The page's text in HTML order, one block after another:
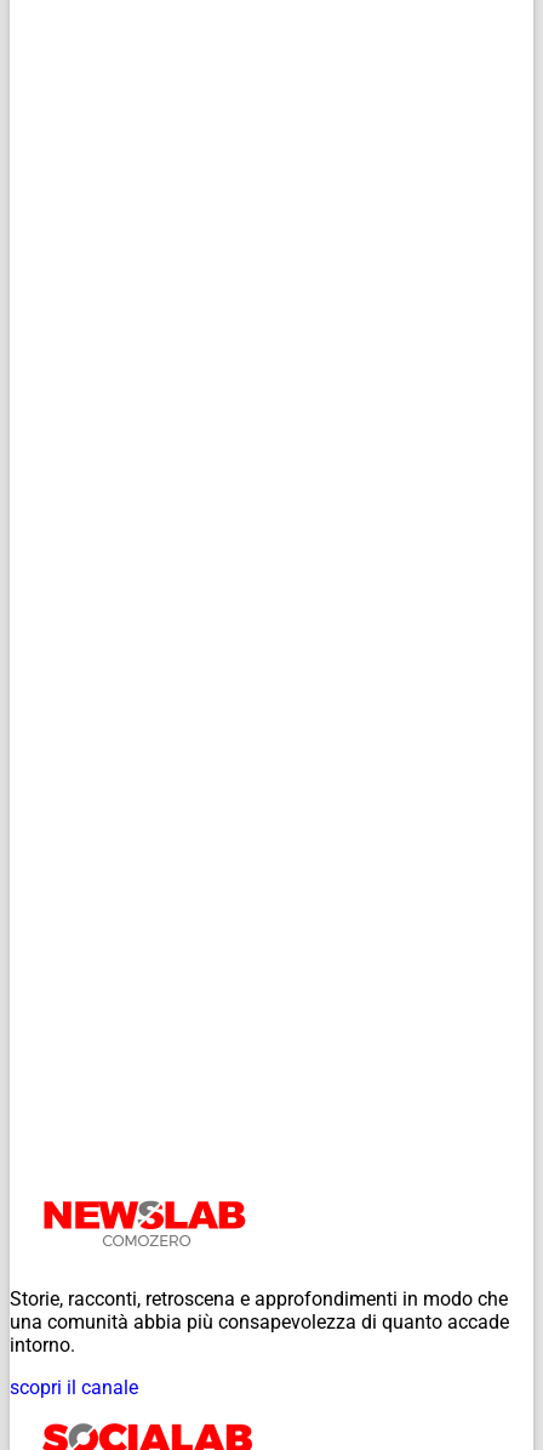
Storie, racconti, retroscena e approfondimenti in modo che
una comunità abbia più consapevolezza di quanto accade
intorno.
scopri il canale